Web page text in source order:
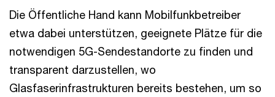
Die Öffentliche Hand kann Mobilfunkbetreiber
etwa dabei unterstützen, geeignete Plätze für die
notwendigen 5G-Sendestandorte zu finden und
transparent darzustellen, wo
Glasfaserinfrastrukturen bereits bestehen, um so